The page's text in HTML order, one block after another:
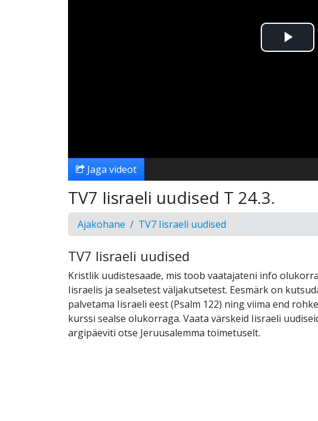
Esita
Jaga videot
TV7 Iisraeli uudised T 24.3.
Ajakohane TV7 Iisraeli uudised
TV7 Iisraeli uudised
Kristlik uudistesaade, mis toob vaatajateni info
Iisraelis ja sealsetest väljakutsetest. Eesmärk on
palvetama Iisraeli eest (Psalm 122) ning viima end
kurssi sealse olukorraga. Vaata värskeid Iisraeli
argipäeviti otse Jeruusalemma toimetuselt.